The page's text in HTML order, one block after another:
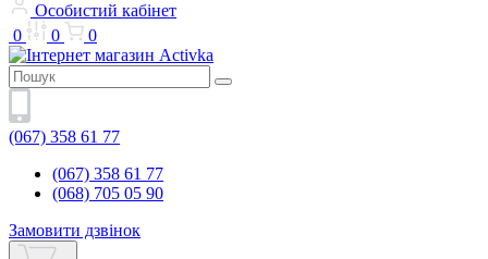
Особистий кабінет
0
0 0
(067) 358 61 77
(067) 358 61 77
(068) 705 05 90
Замовити дзвінок